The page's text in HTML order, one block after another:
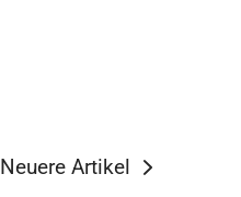
Neuere Artikel